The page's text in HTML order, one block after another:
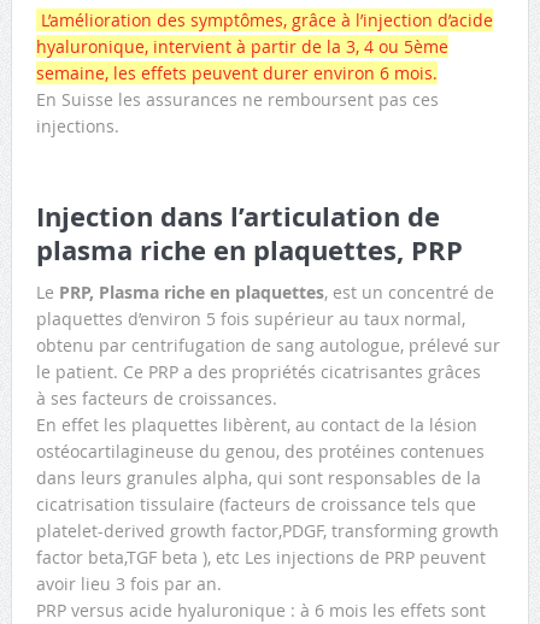
L’amélioration des symptômes, grâce à l’injection d’acide
hyaluronique, intervient à partir de la 3, 4 ou 5ème
semaine, les effets peuvent durer environ 6 mois.
En Suisse les assurances ne remboursent pas ces
injections.
Injection dans l’articulation de
plasma riche en plaquettes, PRP
Le PRP, Plasma riche en plaquettes, est un concentré de
plaquettes d’environ 5 fois supérieur au taux normal,
obtenu par centrifugation de sang autologue, prélevé sur
le patient. Ce PRP a des propriétés cicatrisantes grâces
à ses facteurs de croissances.
En effet les plaquettes libèrent, au contact de la lésion
ostéocartilagineuse du genou, des protéines contenues
dans leurs granules alpha, qui sont responsables de la
cicatrisation tissulaire (facteurs de croissance tels que
platelet-derived growth factor,PDGF, transforming growth
factor beta,TGF beta ), etc Les injections de PRP peuvent
avoir lieu 3 fois par an.
PRP versus acide hyaluronique : à 6 mois les effets sont